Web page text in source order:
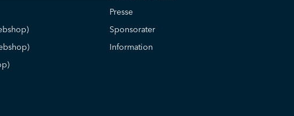
Presse
Sponsorater
Information